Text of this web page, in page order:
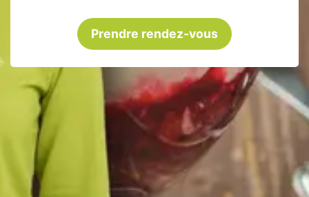
Prendre rendez-vous